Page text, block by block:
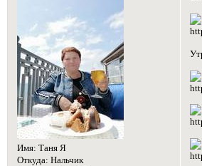
Имя: Таня Я
Откуда: Нальчик